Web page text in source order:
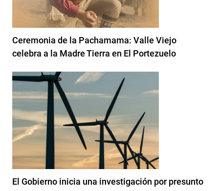
Ceremonia de la Pachamama: Valle Viejo
celebra a la Madre Tierra en El Portezuelo
El Gobierno inicia una investigación por presunto